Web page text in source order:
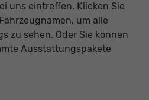
uns eintreffen. Klicken Sie
um alle
zu sehen. Oder Sie können
Ausstattungspakete